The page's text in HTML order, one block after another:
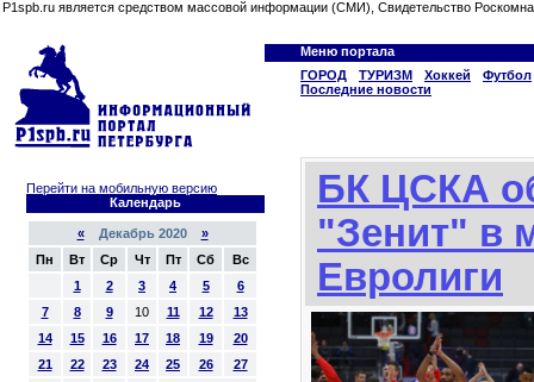
P1spb.ru является средством массовой информации (СМИ), Свидетельство
Меню портала
ГОРОД
ТУРИЗМ Хоккей
Футбол
Последние новости
Перейти на мобильную версию
Календарь
«Декабрь 2020 »
Пн
Вт Ср Чт Пт Сб
Вс
1
2 3 4 5
6
7
8 9 10 11 12
13
14
15 16 17 18 19
20
21
22 23 24 25 26
27
БК ЦСКА
"Зенит" в
Евролиги